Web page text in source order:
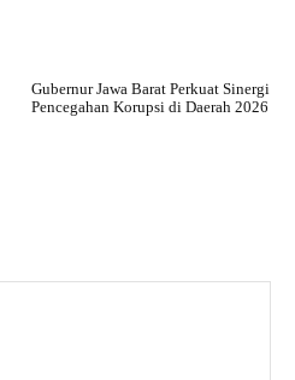
Gubernur Jawa Barat Perkuat Sinergi
Pencegahan Korupsi di Daerah 2026